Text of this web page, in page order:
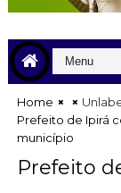
Home
Prefeito de Ipirá
município
Prefeito